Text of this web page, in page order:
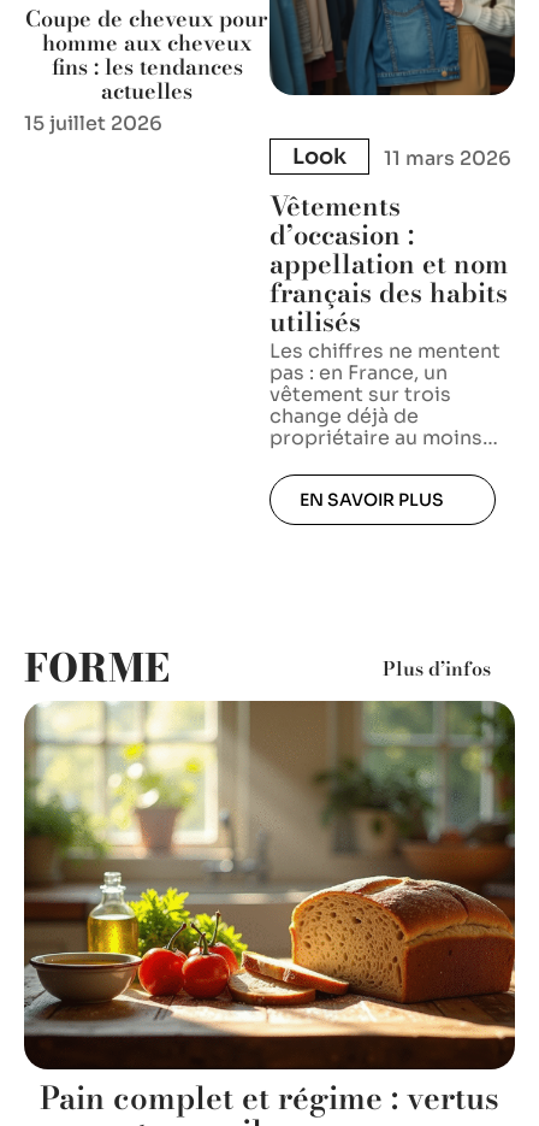
Coupe de cheveux pour
homme aux cheveux
fins : les tendances
actuelles
15 juillet 2026
Look 11 mars 2026
Vêtements
d’occasion :
appellation et nom
français des habits
utilisés
Les chiffres ne mentent
pas : en France, un
vêtement sur trois
change déjà de
propriétaire au moins…
EN SAVOIR PLUS
FORME Plus d’infos
Pain complet et régime : vertus